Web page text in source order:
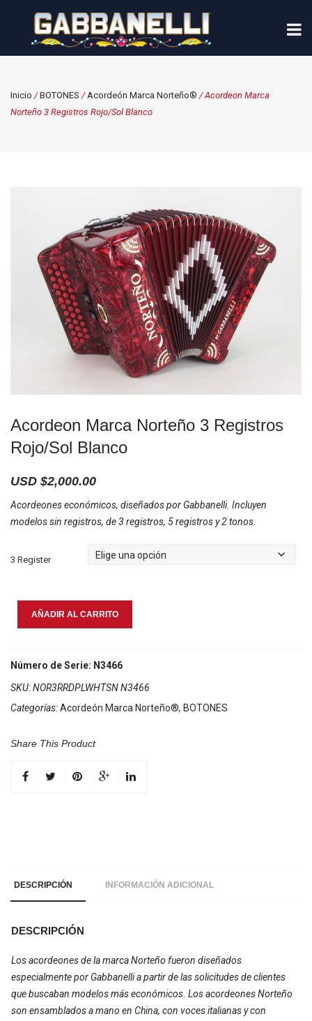
Inicio /BOTONES /Acordeón Marca Norteño® / Acordeon Marca
Norteño 3 Registros Rojo/Sol Blanco
Acordeon Marca Norteño 3 Registros
Rojo/Sol Blanco
USD $2,000.00
Acordeones económicos, diseñados por Gabbanelli. Incluyen
modelos sin registros, de 3 registros, 5 registros y 2 tonos.
3 Register
Acordeon
3
Rojo/Sol
Blanco
AÑADIR AL CARRITO
Número de Serie: N3466
SKU:NOR3RRDPLWHTSN N3466
Categorías:Acordeón Marca Norteño®, BOTONES
Share This Product
DESCRIPCIÓN INFORMACIÓN ADICIONAL
DESCRIPCIÓN
Los acordeones de la marca Norteño fueron diseñados
especialmente por Gabbanelli a partir de las solicitudes de clientes
que buscaban modelos más económicos. Los acordeones Norteño
son ensamblados a mano en China, con voces italianas y con